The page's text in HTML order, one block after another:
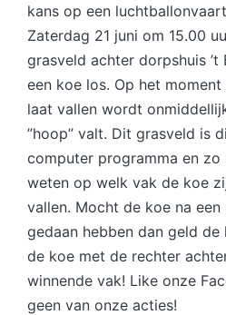
kans op een
Zaterdag 21 juni om 15.00
grasveld achter dorpshuis
een koe los. Op het
laat vallen wordt
”hoop” valt. Dit grasveld is
computer programma en zo
weten op welk vak de koe
vallen. Mocht de koe na
gedaan hebben dan geld
de koe met de rechter
winnende vak! Like onze
geen van onze acties!